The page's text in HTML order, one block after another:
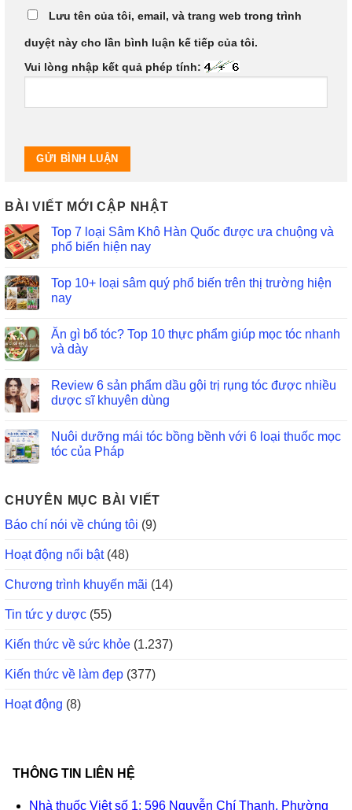
Lưu tên của tôi, email, và trang web trong trình
duyệt này cho lần bình luận kế tiếp của tôi.
Vui lòng nhập kết quả phép tính:
BÀI VIẾT MỚI CẬP NHẬT
Top 7 loại Sâm Khô Hàn Quốc được ưa chuộng và
phổ biến hiện nay
Top 10+ loại sâm quý phổ biến trên thị trường hiện
nay
Ăn gì bổ tóc? Top 10 thực phẩm giúp mọc tóc nhanh
và dày
Review 6 sản phẩm dầu gội trị rụng tóc được nhiều
dược sĩ khuyên dùng
Nuôi dưỡng mái tóc bồng bềnh với 6 loại thuốc mọc
tóc của Pháp
CHUYÊN MỤC BÀI VIẾT
Báo chí nói về chúng tôi (9)
Hoạt động nổi bật(48)
Chương trình khuyến mãi (14)
Tin tức y dược (55)
Kiến thức về sức khỏe (1.237)
Kiến thức về làm đẹp (377)
Hoạt động (8)
THÔNG TIN LIÊN HỆ
Nhà thuốc Việt số 1: 596 Nguyễn Chí Thanh, Phường